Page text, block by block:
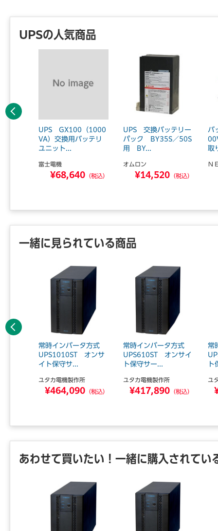
UPSの人気商品
UPS GX100（1000
VA）交換用バッテリ
ユニット...
富士電機
¥68,640 （税込）
UPS 交換バッテリー
パック BY35S／50S
用 BY...
オムロン
¥14,520 （税込）
バ
取
Ｎ
前へ
一緒に見られている商品
常時インバータ方式
UPS1010ST オンサ
イト保守サ...
ユタカ電機製作所
¥464,090 （税込）
常時インバータ方式
UPS610ST オンサイ
ト保守サー...
ユタカ電機製作所
¥417,890 （税込）
常
ト
ユ
前へ
あわせて買いたい！一緒に購入されてい